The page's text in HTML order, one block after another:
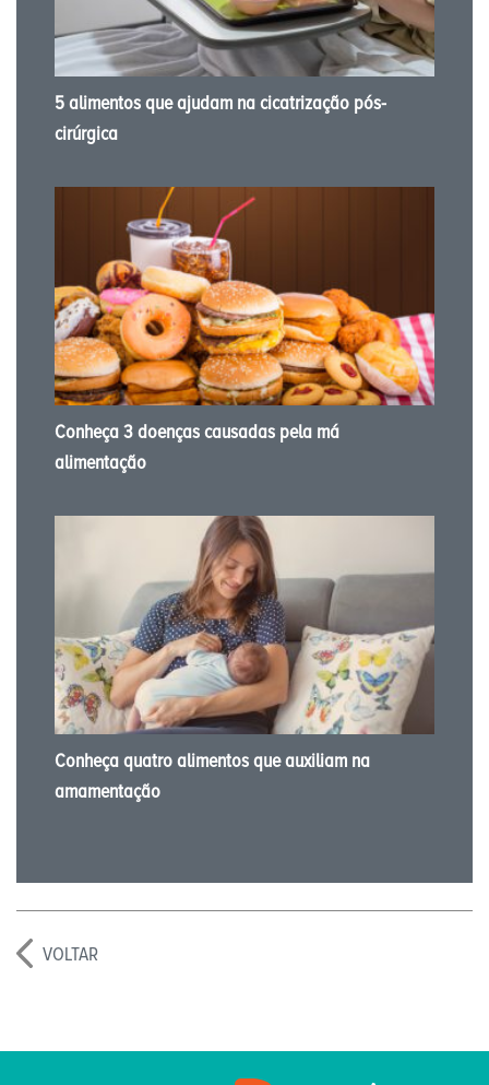
5 alimentos que ajudam na cicatrização pós-
cirúrgica
Conheça 3 doenças causadas pela má
alimentação
Conheça quatro alimentos que auxiliam na
amamentação
VOLTAR